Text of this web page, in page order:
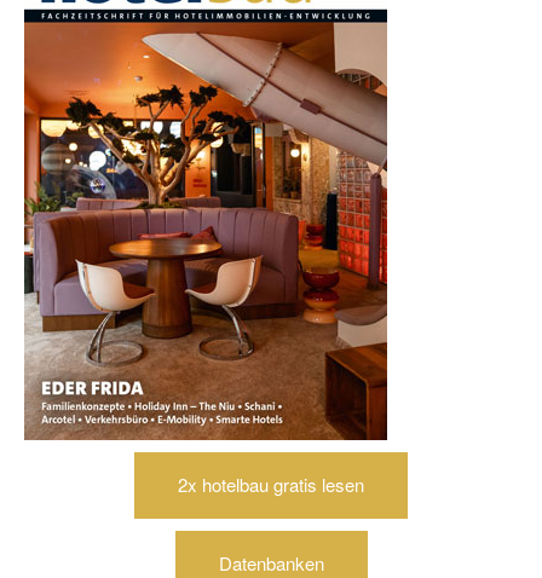
2x hotelbau gratis lesen
Datenbanken